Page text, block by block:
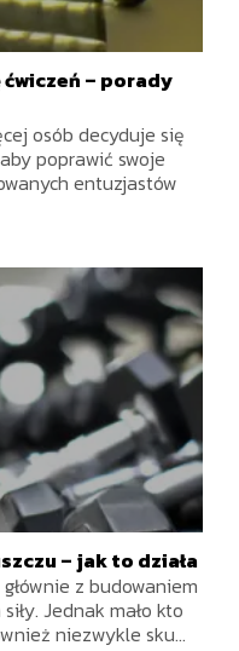
– porady
osób decyduje się
poprawić swoje
entuzjastów
– jak to działa
z budowaniem
Jednak mało kto
niezwykle sku...